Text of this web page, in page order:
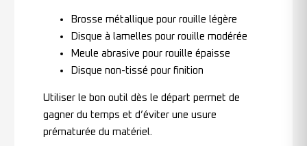
Brosse métallique pour rouille légère
Disque à lamelles pour rouille modérée
Meule abrasive pour rouille épaisse
Disque non-tissé pour finition
Utiliser le bon outil dès le départ permet de
gagner du temps et d’éviter une usure
prématurée du matériel.